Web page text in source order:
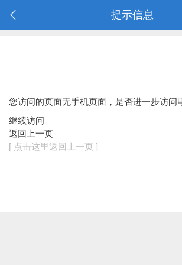
提示信息
您访问的页面无手机页面，是否进一步访问
继续访问
返回上一页
[ 点击这里返回上一页 ]